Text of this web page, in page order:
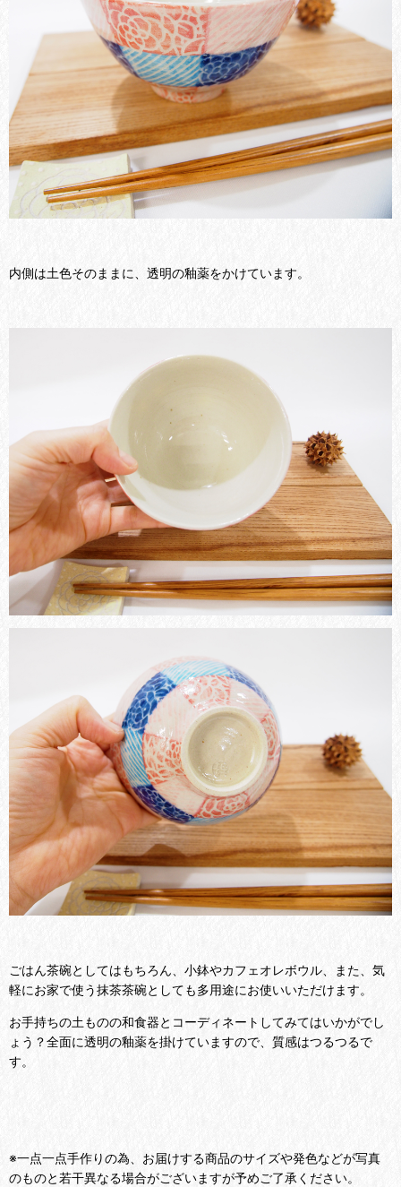
内側は土色そのままに、透明の釉薬をかけています。
ごはん茶碗としてはもちろん、小鉢やカフェオレボウル、また、気
軽にお家で使う抹茶茶碗としても多用途にお使いいただけます。
お手持ちの土ものの和食器とコーディネートしてみてはいかがでし
ょう？全面に透明の釉薬を掛けていますので、質感はつるつるで
す。
※一点一点手作りの為、お届けする商品のサイズや発色などが写真
のものと若干異なる場合がございますが予めご了承ください。